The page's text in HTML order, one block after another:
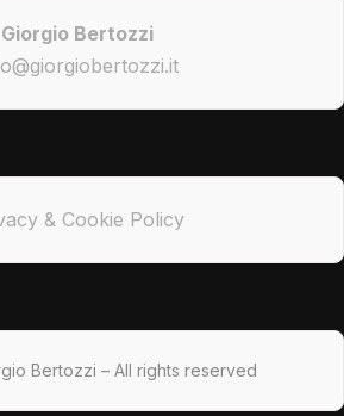
Giorgio Bertozzi
& Cookie Policy
Bertozzi – All rights reserved